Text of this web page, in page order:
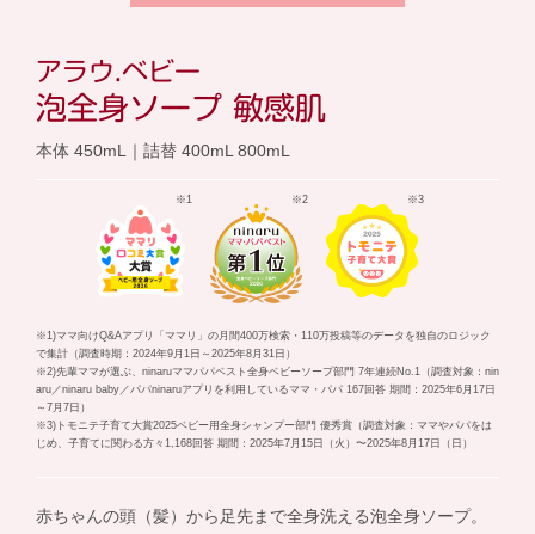
アラウ.ベビー
泡全身ソープ 敏感肌
本体 450mL｜詰替 400mL 800mL
※1 ※2 ※3
※1)ママ向けQ&Aアプリ「ママリ」の月間400万検索・110万投稿等のデータを独自のロジック
で集計（調査時期：2024年9月1日～2025年8月31日）
※2)先輩ママが選ぶ、ninaruママパパベスト全身ベビーソープ部門 7年連続No.1（調査対象：nin
aru／ninaru baby／パパninaruアプリを利用しているママ・パパ 167回答 期間：2025年6月17日
～7月7日）
※3)トモニテ子育て大賞2025ベビー用全身シャンプー部門 優秀賞（調査対象：ママやパパをは
じめ、子育てに関わる方々1,168回答 期間：2025年7月15日（火）〜2025年8月17日（日）
赤ちゃんの頭（髪）から足先まで全身洗える泡全身ソープ。